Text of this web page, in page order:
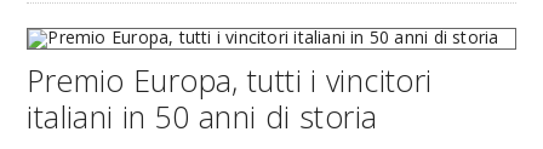
Premio Europa, tutti i vincitori
italiani in 50 anni di storia